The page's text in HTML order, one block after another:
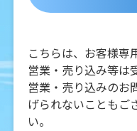
こちらは、お客様専
営業・売り込み等は
営業・売り込みのお
げられないこともご
い。